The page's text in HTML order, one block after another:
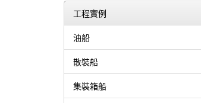
工程實例
油船
散裝船
集裝箱船